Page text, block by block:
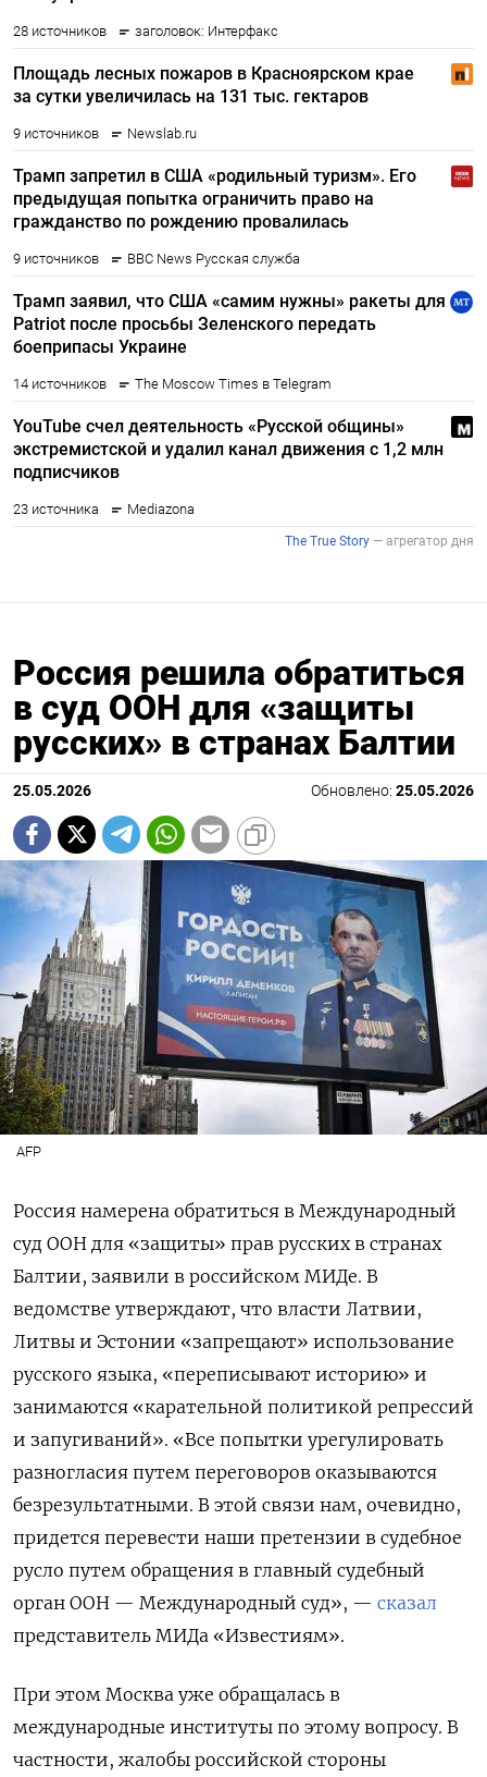
Россия решила обратиться
в суд ООН для «защиты
русских» в странах Балтии
25.05.2026 Обновлено: 25.05.2026
AFP
Россия намерена обратиться в Международный
суд ООН для «защиты» прав русских в странах
Балтии, заявили в российском МИДе. В
ведомстве утверждают, что власти Латвии,
Литвы и Эстонии «запрещают» использование
русского языка, «переписывают историю» и
занимаются «карательной политикой репрессий
и запугиваний». «Все попытки урегулировать
разногласия путем переговоров оказываются
безрезультатными. В этой связи нам, очевидно,
придется перевести наши претензии в судебное
русло путем обращения в главный судебный
орган ООН — Международный суд», — сказал
представитель МИДа «Известиям».
При этом Москва уже обращалась в
международные институты по этому вопросу. В
частности, жалобы российской стороны